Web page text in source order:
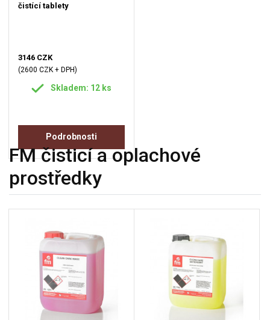
čistící tablety
3146 CZK
(2600 CZK + DPH)
Skladem: 12 ks
Podrobnosti
FM čisticí a oplachové
prostředky